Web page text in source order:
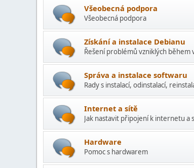
Všeobecná podpora
Všeobecná podpora
Získání a instalace Debianu
Řešení problémů vzniklých během
Správa a instalace softwaru
Rady s instalací­, odinstalací,
Internet a sítě
Jak nastavit připojení k internetu a
Hardware
Pomoc s hardwarem